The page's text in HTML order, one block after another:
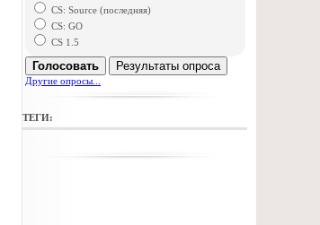
CS: Source (последняя)
CS: GO
CS 1.5
Голосовать Результаты опроса
Другие опросы...
ТЕГИ: